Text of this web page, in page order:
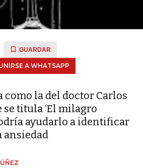
GUARDAR
A WHATSAPP
como la del doctor Carlos
se titula ‘El milagro
ayudarlo a identificar
ansiedad